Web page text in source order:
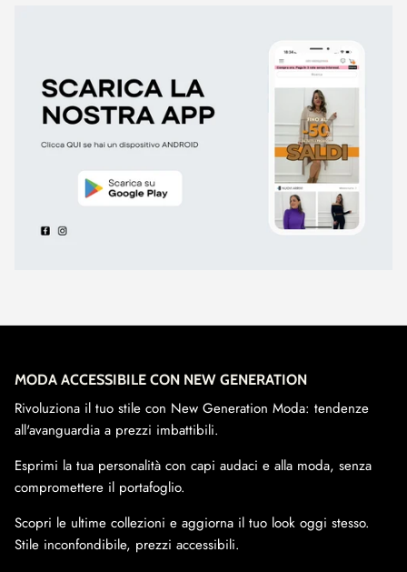
MODA ACCESSIBILE CON NEW GENERATION
Rivoluziona il tuo stile con New Generation Moda: tendenze
all'avanguardia a prezzi imbattibili.
Esprimi la tua personalità con capi audaci e alla moda, senza
compromettere il portafoglio.
Scopri le ultime collezioni e aggiorna il tuo look oggi stesso.
Stile inconfondibile, prezzi accessibili.